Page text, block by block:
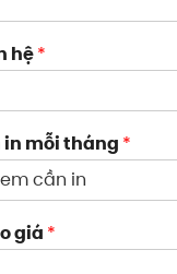
hệ*
in mỗi tháng *
giá *